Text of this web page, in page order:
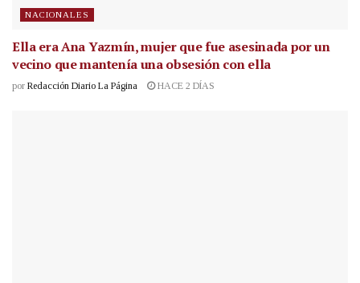
NACIONALES
Ella era Ana Yazmín, mujer que fue asesinada por un
vecino que mantenía una obsesión con ella
por Redacción Diario La Página HACE 2 DÍAS